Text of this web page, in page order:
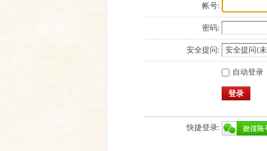
帐号:
密码:
安全提问:
自动登录
登录
快捷登录: